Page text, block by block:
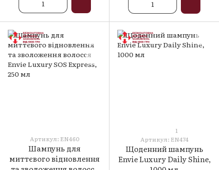
Артикул: EN460
Шампунь для
миттєвого відновлення
1
Артикул: EN474
Щоденний шампунь
Envie Luxury Daily Shine,